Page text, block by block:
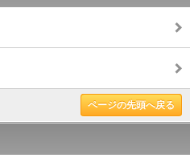
ページの先頭へ戻る